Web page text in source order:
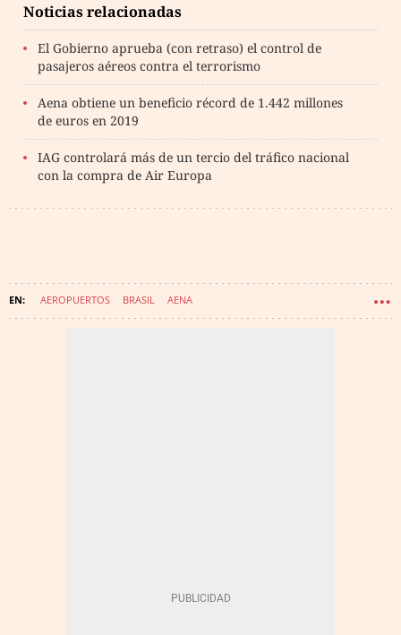
Noticias relacionadas
El Gobierno aprueba (con retraso) el control de
pasajeros aéreos contra el terrorismo
Aena obtiene un beneficio récord de 1.442 millones
de euros en 2019
IAG controlará más de un tercio del tráfico nacional
con la compra de Air Europa
AEROPUERTOS BRASIL AENA